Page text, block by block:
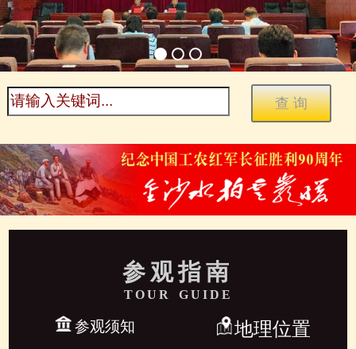
参观指南
TOUR GUIDE
参观须知 地理位置